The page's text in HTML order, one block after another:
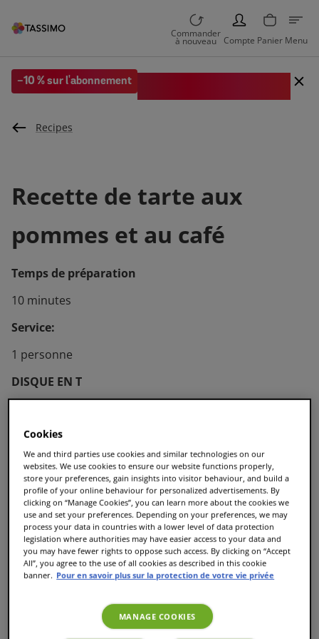
Commander
à nouveau
PERSON
Compte Panier Menu
-10 % sur l'abonnement
Recipes
Recette de tarte aux
pommes et au café
Temps de préparation
10 minutes
Service:
1 personne
DISQUE EN T
Laissez-vous tenter par la combinaison unique de
saveurs sucrées et fruitées dans cette recette simple
de café, de pomme et de myrtille. La boisson
réconfortante parfaite, à base de pommes riches en
nutriments, de canneberges séchées acidulées et de
notre café aromatique L’OR XL Classique. Cette
préférée. Non seulement c’est délicieux, mais aussi
facile à préparer avec votre machine à café à
capsules TASSIMO. Il est décoré de crème fouettée
Cookies
We and third parties use cookies and similar technologies on our
websites. We use cookies to ensure our website functions properly,
store your preferences, gain insights into visitor behaviour, and build a
profile of your online behaviour for personalized advertisements. By
clicking on “Manage Cookies”, you can learn more about the cookies we
use and set your preferences. Depending on your preferences, we may
process your data in countries with a lower level of data protection
legislation where authorities may have easier access to your data and
you may have fewer rights to oppose such access. By clicking on “Accept
All”, you agree to the use of all cookies as described in this cookie
banner. Pour en savoir plus sur la protection de votre vie privée
MANAGE COOKIES